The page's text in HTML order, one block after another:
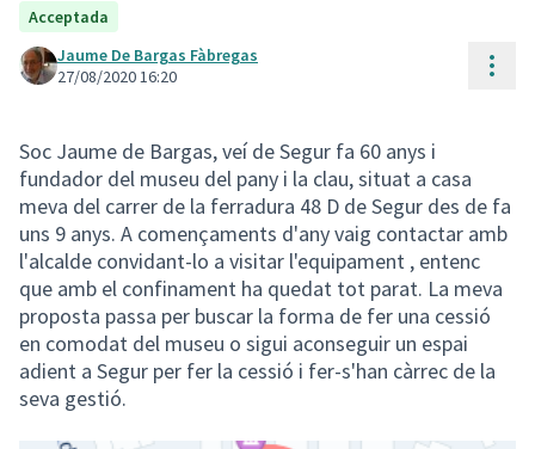
Acceptada
Jaume De Bargas Fàbregas
27/08/2020 16:20
Soc Jaume de Bargas, veí de Segur fa 60 anys i
fundador del museu del pany i la clau, situat a casa
meva del carrer de la ferradura 48 D de Segur des de fa
uns 9 anys. A començaments d'any vaig contactar amb
l'alcalde convidant-lo a visitar l'equipament , entenc
que amb el confinament ha quedat tot parat. La meva
proposta passa per buscar la forma de fer una cessió
en comodat del museu o sigui aconseguir un espai
adient a Segur per fer la cessió i fer-s'han càrrec de la
seva gestió.